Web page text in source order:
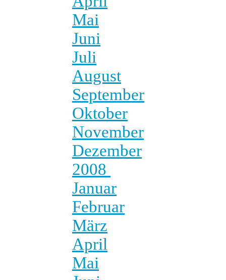
Mai
Juni
Juli
August
September
Oktober
November
Dezember
2008
Januar
Februar
März
April
Mai